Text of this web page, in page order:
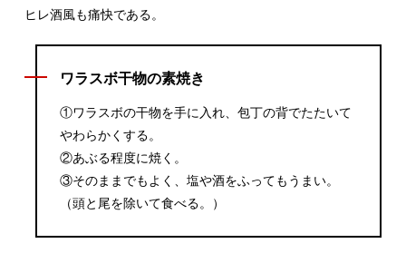
ヒレ酒風も痛快である。
ワラスボ干物の素焼き
①ワラスボの干物を手に入れ、包丁の背でたたいて
やわらかくする。
②あぶる程度に焼く。
③そのままでもよく、塩や酒をふってもうまい。
（頭と尾を除いて食べる。）